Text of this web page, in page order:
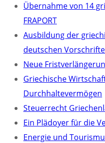
Übernahme von 14
FRAPORT
Ausbildung der
deutschen
Neue
Griechische
Durchhaltevermögen
Steuerrecht
Ein Plädoyer für die
Energie und